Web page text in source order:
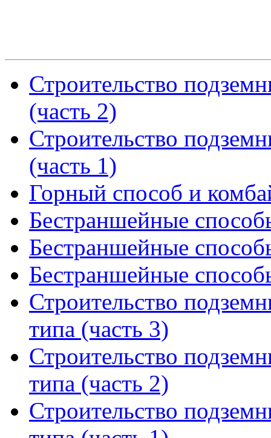
Строительство
(часть 2)
Строительство
(часть 1)
Горный способ и
Бестраншейные
Бестраншейные
Бестраншейные
Строительство
типа (часть 3)
Строительство
типа (часть 2)
Строительство